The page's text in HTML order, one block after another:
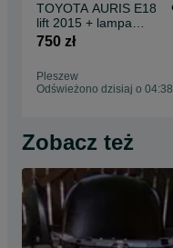
TOYOTA AURIS E18
lift 2015 + lampa
przednia
750 zł
Pleszew
Odświeżono dzisiaj o 04:38
Zobacz też